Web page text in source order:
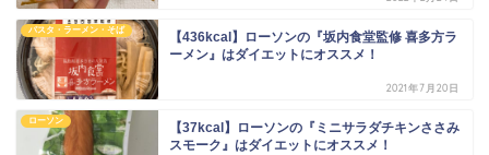
パスタ・ラーメン・そば
【436kcal】ローソンの『坂内食堂監修 喜多方ラ
ーメン』はダイエットにオススメ！
2021年7月20日
ローソン
【37kcal】ローソンの『ミニサラダチキンささみ
スモーク』はダイエットにオススメ！